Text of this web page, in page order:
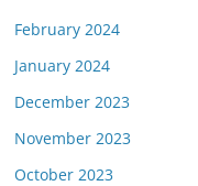
February 2024
January 2024
December 2023
November 2023
October 2023